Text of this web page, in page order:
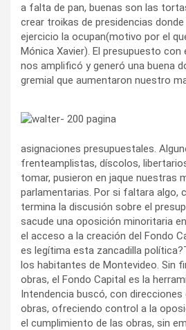
a falta de pan, buenas son las
crear troikas de presidencias
ejercicio la ocupan(motivo por el
Mónica Xavier). El presupuesto con
nos amplificó y generó una buena
gremial que aumentaron nuestro
asignaciones presupuestales.
frenteamplistas, díscolos,
tomar, pusieron en jaque nuestras
parlamentarias. Por si faltara algo,
termina la discusión sobre el
sacude una oposición minoritaria
el acceso a la creación del Fondo
es legítima esta zancadilla
los habitantes de Montevideo. Sin
obras, el Fondo Capital es la
Intendencia buscó, con
obras, ofreciendo control a la
el cumplimiento de las obras, sin